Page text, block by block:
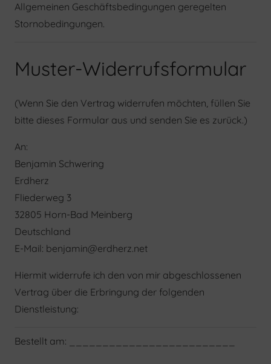
Allgemeinen Geschäftsbedingungen geregelten
Stornobedingungen.
Muster-Widerrufsformular
(Wenn Sie den Vertrag widerrufen möchten, füllen Sie
bitte dieses Formular aus und senden Sie es zurück.)
An:
Benjamin Schwering
Erdherz
Fliederweg 3
32805 Horn-Bad Meinberg
Deutschland
E-Mail: benjamin@erdherz.net
Hiermit widerrufe ich den von mir abgeschlossenen
Vertrag über die Erbringung der folgenden
Dienstleistung:
Bestellt am: _________________________